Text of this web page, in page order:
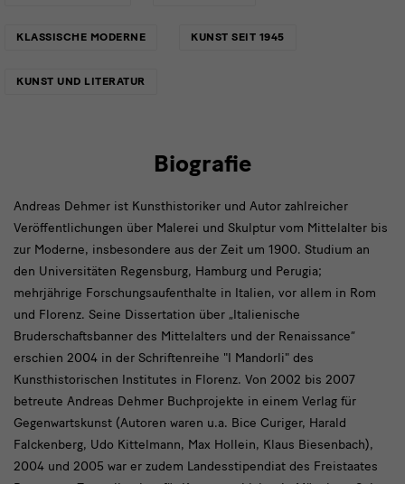
KLASSISCHE MODERNE KUNST SEIT 1945
KUNST UND LITERATUR
Biografie
Andreas Dehmer ist Kunsthistoriker und Autor zahlreicher
Veröffentlichungen über Malerei und Skulptur vom Mittelalter bis
zur Moderne, insbesondere aus der Zeit um 1900. Studium an
den Universitäten Regensburg, Hamburg und Perugia;
mehrjährige Forschungsaufenthalte in Italien, vor allem in Rom
und Florenz. Seine Dissertation über „Italienische
Bruderschaftsbanner des Mittelalters und der Renaissance“
erschien 2004 in der Schriftenreihe "I Mandorli" des
Kunsthistorischen Institutes in Florenz. Von 2002 bis 2007
betreute Andreas Dehmer Buchprojekte in einem Verlag für
Gegenwartskunst (Autoren waren u.a. Bice Curiger, Harald
Falckenberg, Udo Kittelmann, Max Hollein, Klaus Biesenbach),
2004 und 2005 war er zudem Landesstipendiat des Freistaates